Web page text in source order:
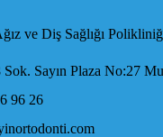
ve Diş Sağlığı
Sok. Sayın Plaza No:27
96 26